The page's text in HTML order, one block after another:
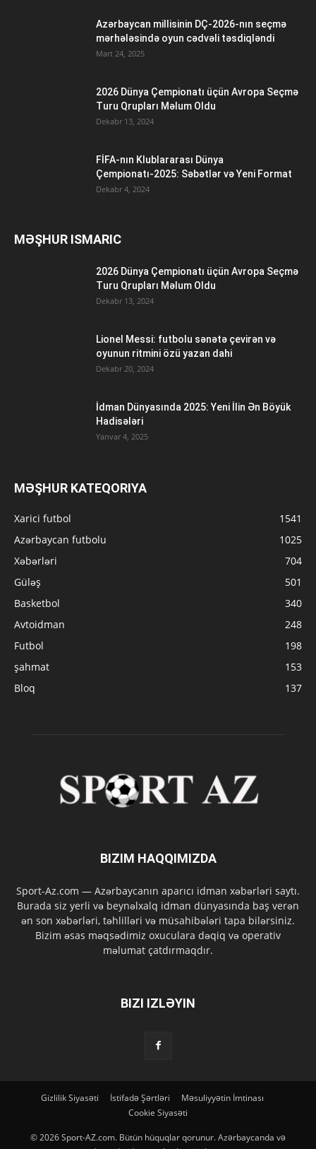
Azərbaycan millisinin DÇ-2026-nın seçmə
mərhələsində oyun cədvəli təsdiqləndi
Mart 24, 2025
2026 Dünya Çempionatı üçün Avropa Seçmə
Turu Qrupları Məlum Oldu
Dekabr 13, 2024
FİFA-nın Klublararası Dünya
Çempionatı-2025: Səbətlər və Yeni Format
Dekabr 4, 2024
MƏŞHUR ISMARIC
2026 Dünya Çempionatı üçün Avropa Seçmə
Turu Qrupları Məlum Oldu
Dekabr 13, 2024
Lionel Messi: futbolu sənətə çevirən və
oyunun ritmini özü yazan dahi
Dekabr 20, 2024
İdman Dünyasında 2025: Yeni İlin Ən Böyük
Hadisələri
Yanvar 4, 2025
MƏŞHUR KATEQORIYA
Xarici futbol
1541
Azərbaycan futbolu
1025
Xəbərləri
704
Güləş
501
Basketbol
340
Avtoidman
248
Futbol
198
şahmat
153
Bloq
137
BIZIM HAQQIMIZDA
Sport-Az.com — Azərbaycanın aparıcı idman xəbərləri saytı.
Burada siz yerli və beynəlxalq idman dünyasında baş verən
ən son xəbərləri, təhlilləri və müsahibələri tapa bilərsiniz.
Bizim əsas məqsədimiz oxuculara dəqiq və operativ
məlumat çatdırmaqdır.
BIZI IZLƏYIN
Gizlilik Siyasəti İstifadə Şərtləri
Məsuliyyətin İmtinası
Cookie Siyasəti
© 2026 Sport-AZ.com. Bütün hüquqlar qorunur. Azərbaycanda və